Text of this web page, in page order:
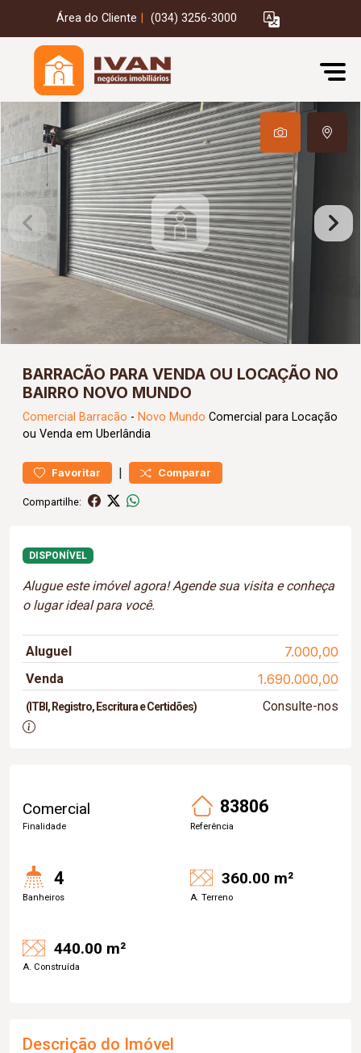
Área do Cliente (034) 3256-3000
BARRACÃO PARA VENDA OU LOCAÇÃO NO
BAIRRO NOVO MUNDO
Comercial Barracão - Novo Mundo Comercial para Locação
ou Venda em Uberlândia
Favoritar | Comparar
Compartilhe:
DISPONÍVEL
Alugue este imóvel agora! Agende sua visita e conheça
o lugar ideal para você.
Aluguel 7.000,00
Venda 1.690.000,00
(ITBI, Registro, Escritura e Certidões) Consulte-nos
Comercial
Finalidade
83806
Referência
4
Banheiros
360.00 m²
A. Terreno
440.00 m²
A. Construída
Descrição do Imóvel